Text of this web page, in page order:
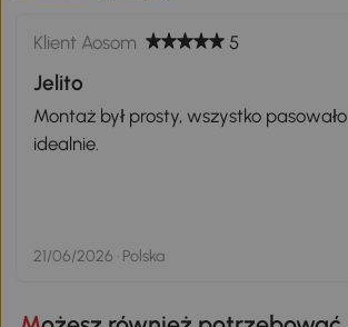
Klient Aosom 5
Jelito
Montaż był prosty, wszystko pasowało
idealnie.
21/06/2026 · Polska